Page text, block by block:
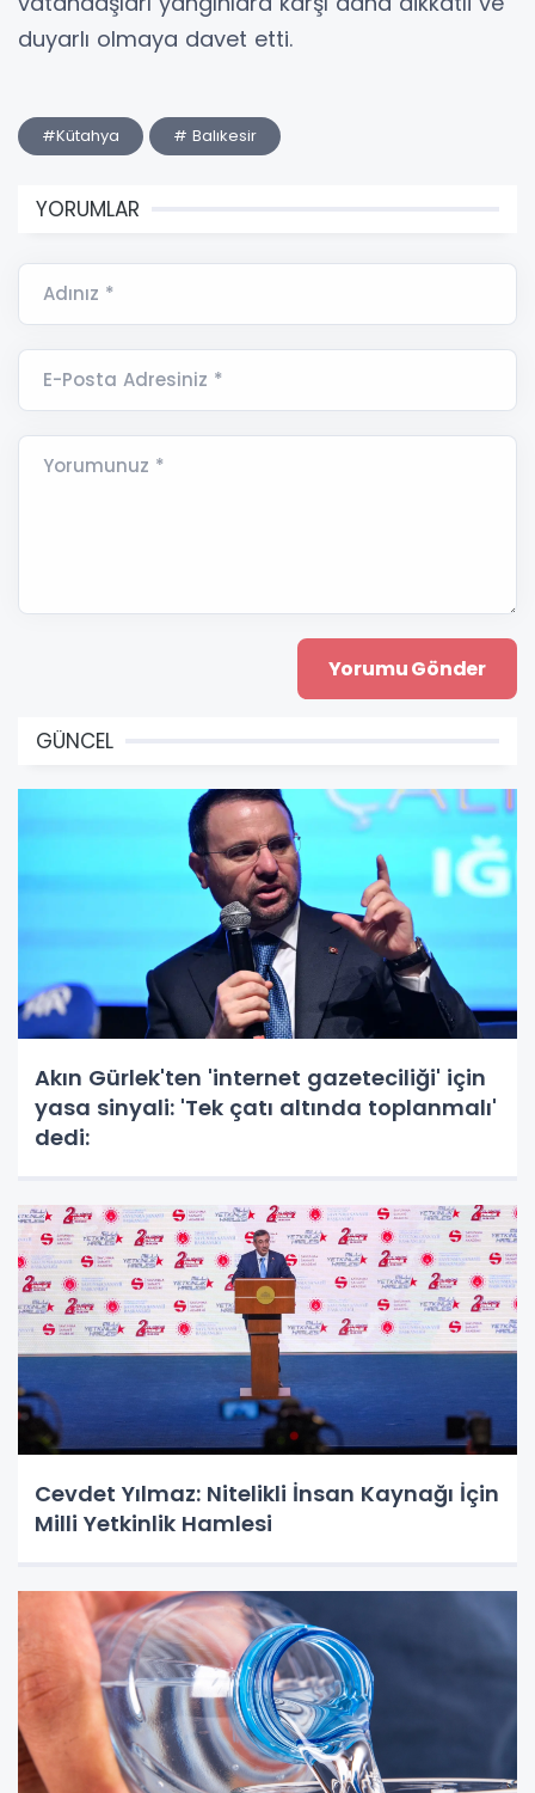
duyarlı olmaya davet etti.
#Kütahya # Balıkesir
YORUMLAR
Adınız *
E-Posta Adresiniz *
Yorumunuz *
GÜNCEL
Akın Gürlek'ten 'internet gazeteciliği' için
yasa sinyali: 'Tek çatı altında toplanmalı'
dedi:
Cevdet Yılmaz: Nitelikli İnsan Kaynağı İçin
Milli Yetkinlik Hamlesi